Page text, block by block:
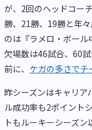
が、2回のヘッドコー
勝、21勝、19勝と年
のは『ラメロ・ボー
欠場数は46試合、60
前に、 ケガの多さでチ
昨シーズンはキャリア
ル成功率も2ポイント
トもルーキーシーズ